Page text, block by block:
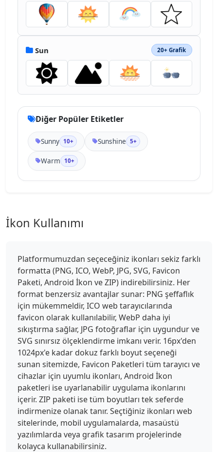
Sun 20+ Grafik
Diğer Popüler Etiketler
Sunny 10+ Sunshine 5+
Warm 10+
İkon Kullanımı
Platformumuzdan seçeceğiniz ikonları sekiz farklı
formatta (PNG, ICO, WebP, JPG, SVG, Favicon
Paketi, Android İkon ve ZIP) indirebilirsiniz. Her
format benzersiz avantajlar sunar: PNG şeffaflık
için mükemmeldir, ICO web tarayıcılarında
favicon olarak kullanılabilir, WebP daha iyi
sıkıştırma sağlar, JPG fotoğraflar için uygundur ve
SVG sınırsız ölçeklendirme imkanı verir. 16px'den
1024px'e kadar dokuz farklı boyut seçeneği
sunan sitemizde, Favicon Paketleri tüm tarayıcı ve
cihazlar için uyumlu ikonları, Android İkon
paketleri ise uyarlanabilir uygulama ikonlarını
içerir. ZIP paketi ise tüm boyutları tek seferde
indirmenize olanak tanır. Seçtiğiniz ikonları web
sitelerinde, mobil uygulamalarda, masaüstü
yazılımlarda veya grafik tasarım projelerinde
kolayca kullanabilirsiniz.